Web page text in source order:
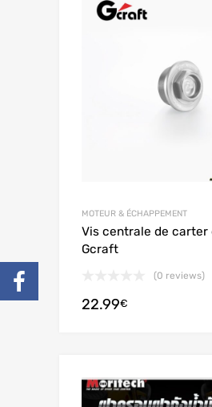
MOTEUR & ÉCHAPPEMENT
Vis centrale de carter
Gcraft
(0 reviews)
22.99€